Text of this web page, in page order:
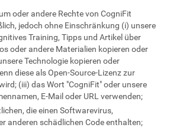
oder andere Rechte von CogniFit
jedoch ohne Einschränkung (i) unsere
Training, Tipps und Artikel über
oder andere Materialien kopieren oder
Technologie kopieren oder
diese als Open-Source-Lizenz zur
(iii) das Wort "CogniFit" oder unsere
E-Mail oder URL verwenden;
die einen Softwarevirus,
anderen schädlichen Code enthalten;